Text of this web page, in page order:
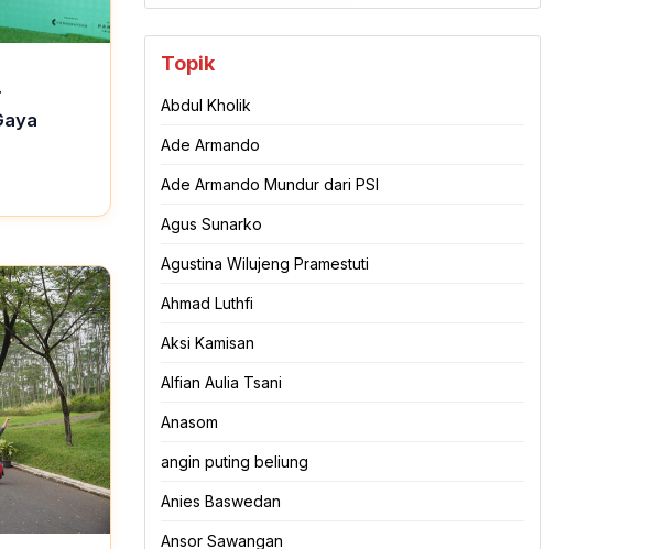
Topik
Abdul Kholik
Ade Armando
Ade Armando Mundur dari PSI
Agus Sunarko
Agustina Wilujeng Pramestuti
Ahmad Luthfi
Aksi Kamisan
Alfian Aulia Tsani
Anasom
angin puting beliung
Anies Baswedan
Ansor Sawangan